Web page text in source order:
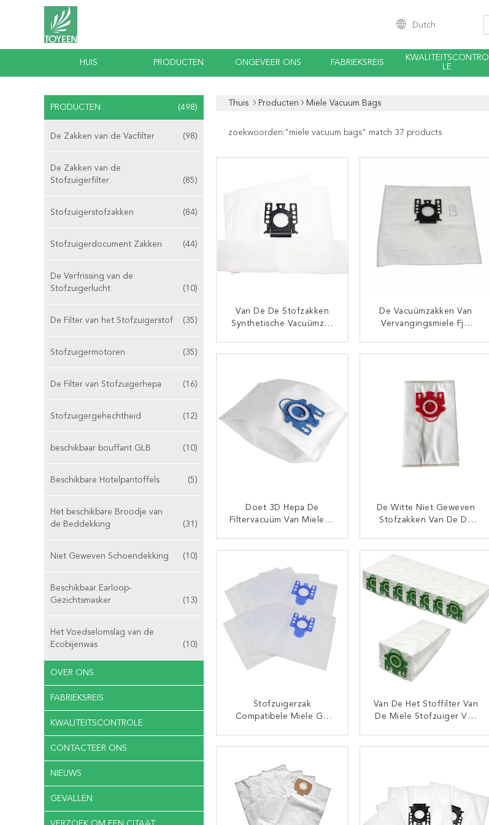
Dutch
HUIS PRODUCTEN ONGEVEER ONS FABRIEKSREIS
KWALITEITSCONTRO
LE
PRODUCTEN (498)
De Zakken van de Vacfilter (98)
De Zakken van de
Stofzuigerfilter
(85)
Stofzuigerstofzakken (84)
Stofzuigerdocument Zakken (44)
De Verfrissing van de
Stofzuigerlucht
(10)
De Filter van het Stofzuigerstof (35)
Stofzuigermotoren (35)
De Filter van Stofzuigerhepa (16)
Stofzuigergehechtheid (12)
beschikbaar bouffant GLB (10)
Beschikbare Hotelpantoffels (5)
Het beschikbare Broodje van
de Beddekking
(31)
Niet Geweven Schoendekking (10)
Beschikbaar Earloop-
Gezichtsmasker
(13)
Het Voedselomslag van de
Ecobijenwas
(10)
OVER ONS
FABRIEKSREIS
KWALITEITSCONTROLE
CONTACTEER ONS
NIEUWS
GEVALLEN
Thuis Producten Miele Vacuum Bags
zoekwoorden:" miele vacuum bags" match 37 products
Van De De Stofzakken
Synthetische Vacuümzak
CONTACT NU
De Vacuümzakken Van
Vervangingsmiele Fjm
CONTACT NU
Doet 3D Hepa De
Filtervacuüm Van Mielegn
Stoffenvacht Vacuümzak
In Zakken
CONTACT NU
De Witte Niet Geweven
Stofzakken Van De De
Hyclean 3D
CONTACT NU
Stofzuigerzak
Compatibele Miele GN
CONTACT NU
Van De Het Stoffilter Van
De Miele Stofzuiger Van
CONTACT NU